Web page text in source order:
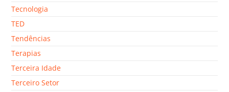
Tecnologia
TED
Tendências
Terapias
Terceira Idade
Terceiro Setor